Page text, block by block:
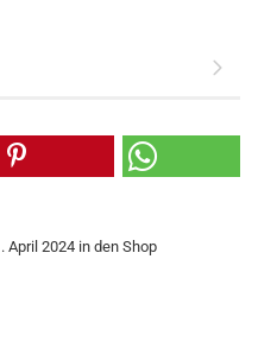
April 2024 in den Shop